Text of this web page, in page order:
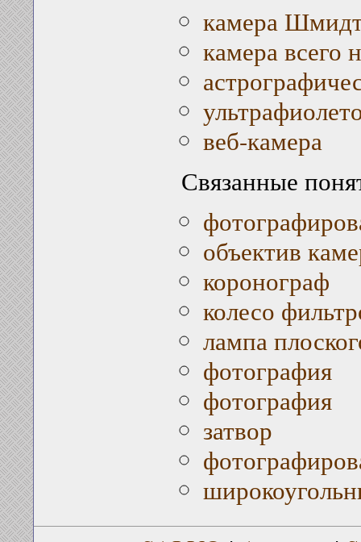
камера
камера всего
веб-камера
Связанные
объектив
коронограф
колесо
лампа
фотография
фотография
затвор